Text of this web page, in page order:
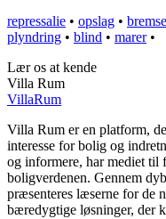
repressalie • opslag •
plyndring • blind • marer•
Lær os at kende
Villa Rum
VillaRum
Villa Rum er en platform,
interesse for bolig og
og informere, har mediet til
boligverdenen. Gennem
præsenteres læserne for de
bæredygtige løsninger, der